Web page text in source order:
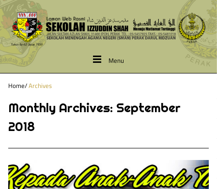
Menu
Home/Archives
Monthly Archives: September
2018